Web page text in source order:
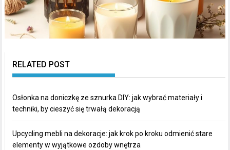
RELATED POST
Osłonka na doniczkę ze sznurka DIY: jak wybrać materiały i
techniki, by cieszyć się trwałą dekoracją
Upcycling mebli na dekoracje: jak krok po kroku odmienić stare
elementy w wyjątkowe ozdoby wnętrza